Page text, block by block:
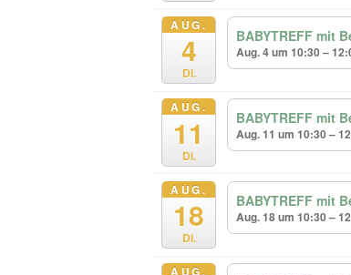
AUG.
4
Di.
BABYTREFF mit
Aug. 4 um 10:30 –
AUG.
11
Di.
BABYTREFF mit
Aug. 11 um 10:30 –
AUG.
18
Di.
BABYTREFF mit
Aug. 18 um 10:30 –